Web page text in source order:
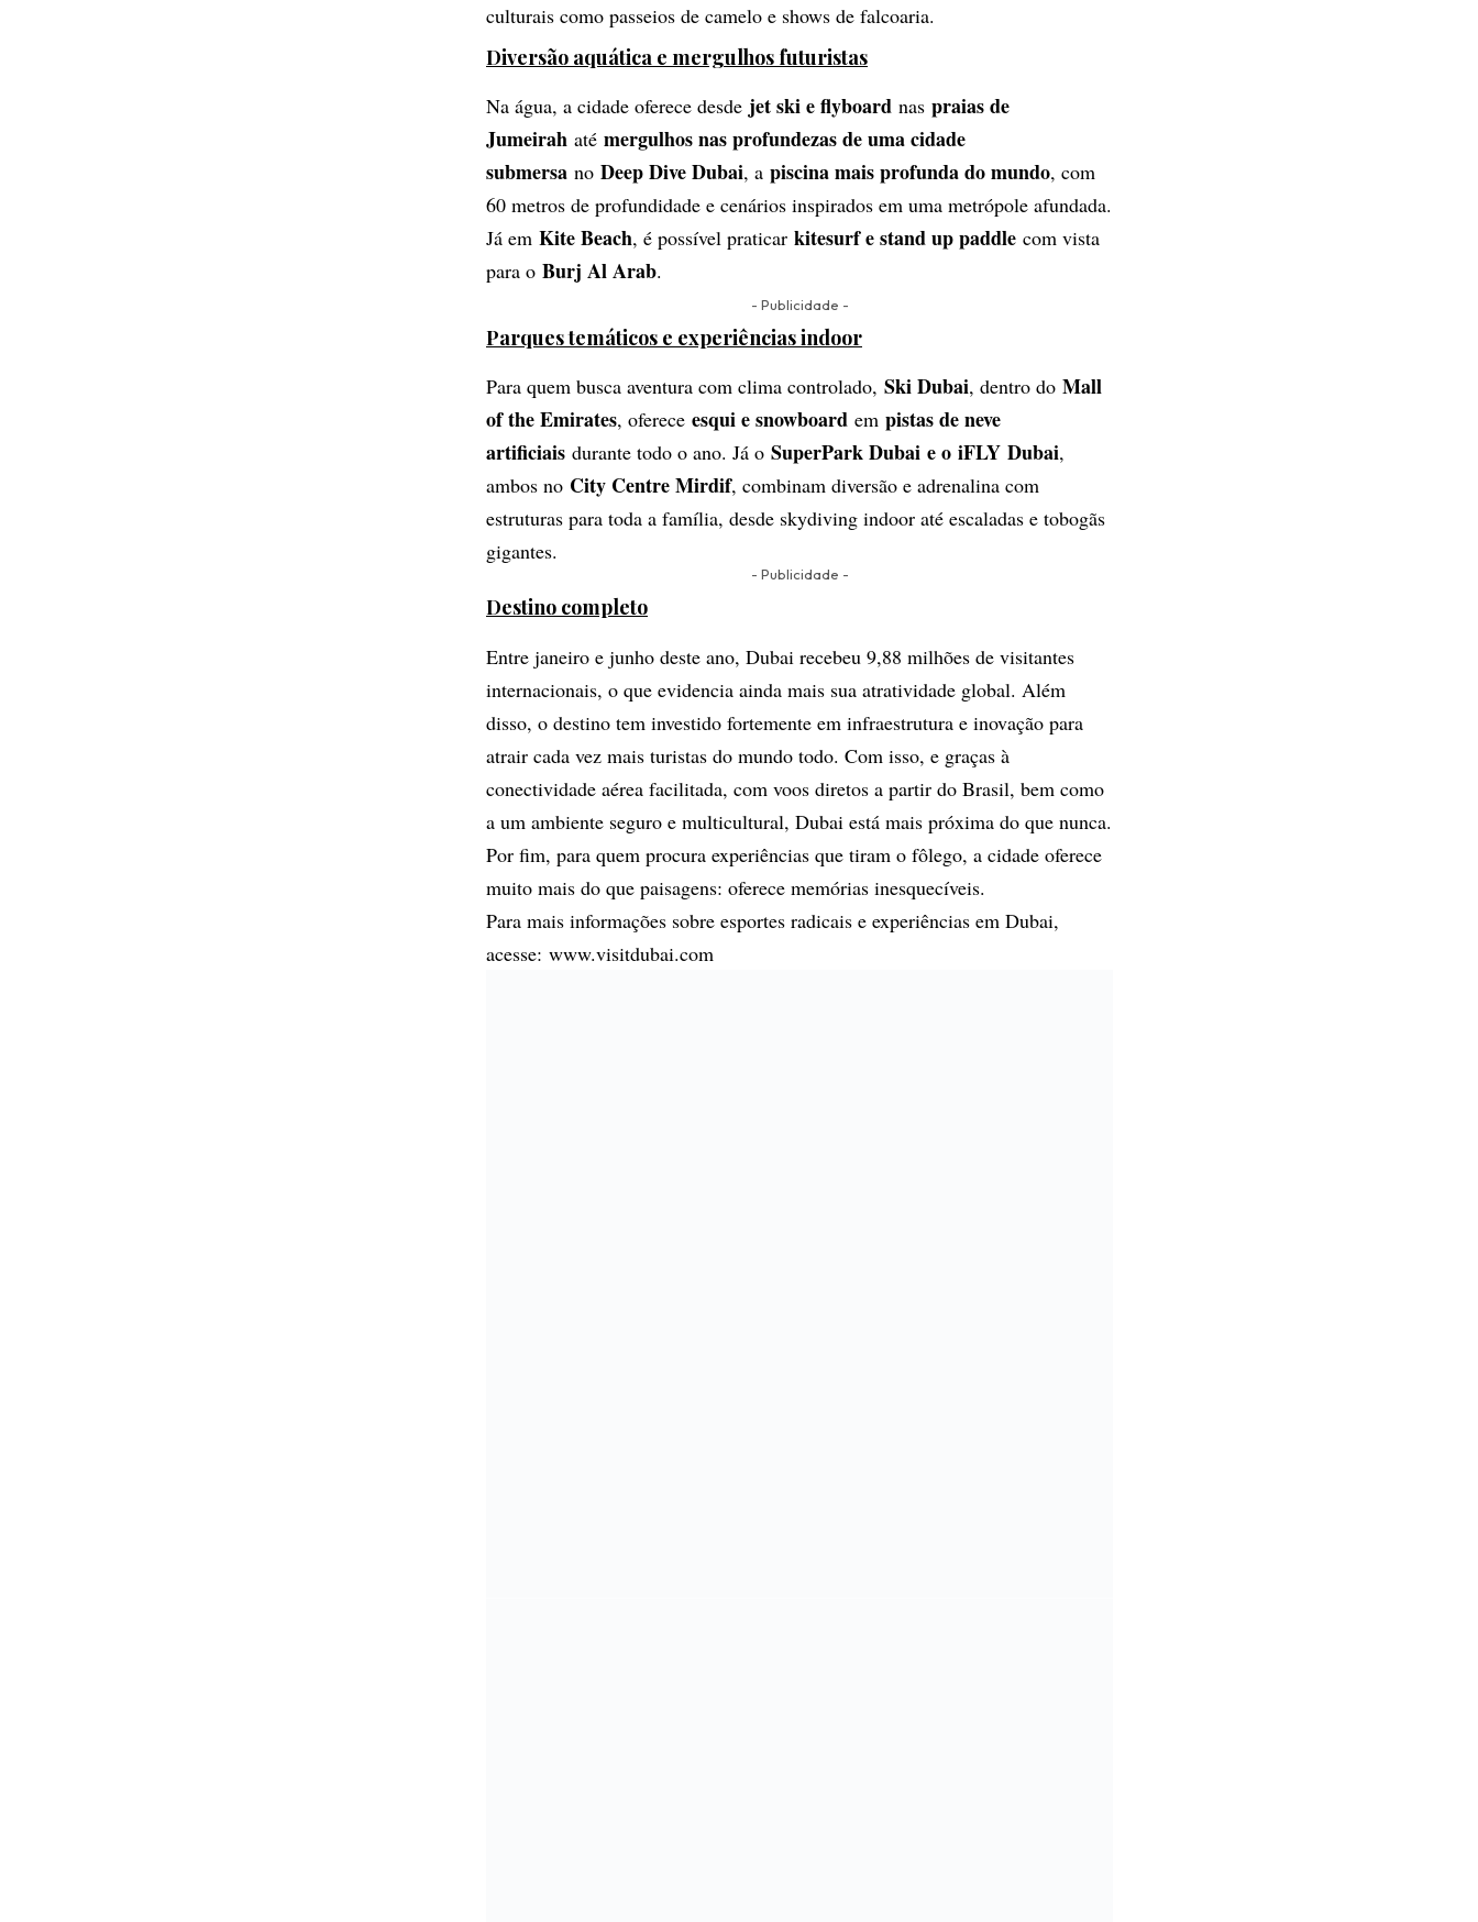
culturais como passeios de camelo e shows de falcoaria.
Diversão aquática e mergulhos futuristas
Na água, a cidade oferece desde jet ski e flyboard nas praias de
Jumeirah até mergulhos nas profundezas de uma cidade
submersa no Deep Dive Dubai, a piscina mais profunda do mundo, com
60 metros de profundidade e cenários inspirados em uma metrópole afundada.
Já em Kite Beach, é possível praticar kitesurf e stand up paddle com vista
para o Burj Al Arab.
- Publicidade -
Parques temáticos e experiências indoor
Para quem busca aventura com clima controlado, Ski Dubai, dentro do Mall
of the Emirates, oferece esqui e snowboard em pistas de neve
artificiais durante todo o ano. Já o SuperPark Dubai e o iFLY Dubai,
ambos no City Centre Mirdif, combinam diversão e adrenalina com
estruturas para toda a família, desde skydiving indoor até escaladas e tobogãs
gigantes.
- Publicidade -
Destino completo
Entre janeiro e junho deste ano, Dubai recebeu 9,88 milhões de visitantes
internacionais, o que evidencia ainda mais sua atratividade global. Além
disso, o destino tem investido fortemente em infraestrutura e inovação para
atrair cada vez mais turistas do mundo todo. Com isso, e graças à
conectividade aérea facilitada, com voos diretos a partir do Brasil, bem como
a um ambiente seguro e multicultural, Dubai está mais próxima do que nunca.
Por fim, para quem procura experiências que tiram o fôlego, a cidade oferece
muito mais do que paisagens: oferece memórias inesquecíveis.
Para mais informações sobre esportes radicais e experiências em Dubai,
acesse: www.visitdubai.com